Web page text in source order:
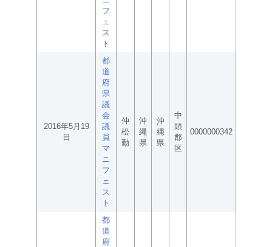
フ
ェ
ス
ト
2016年5月19
日
都
道
府
県
議
会
議
員
マ
ニ
フ
ェ
ス
ト
仲
松
勤
沖
縄
県
沖
縄
県
中
頭
郡
区
0000000342
都
道
府